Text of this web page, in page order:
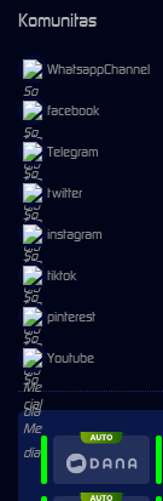
Komunitas
WhatsappChannel
facebook
Telegram
twitter
instagram
tiktok
pinterest
Youtube